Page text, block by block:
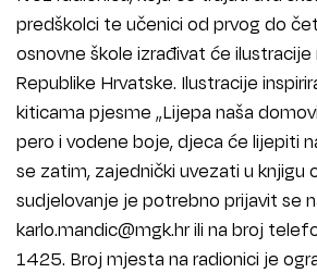
predškolci te učenici od prvog do
osnovne škole izrađivat će
Republike Hrvatske. Ilustracije
kiticama pjesme „Lijepa naša
pero i vodene boje, djeca će lijepiti
se zatim, zajednički uvezati u knjigu
sudjelovanje je potrebno prijavit se
karlo.mandic@mgk.hr ili na broj
1425. Broj mjesta na radionici je